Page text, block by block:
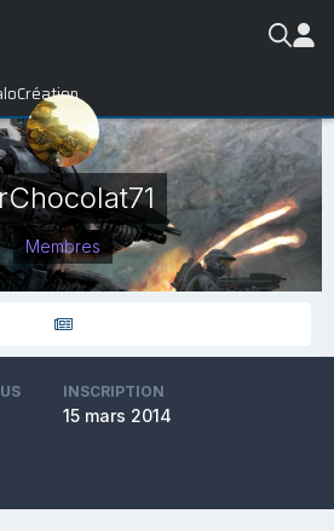
Création
Membres
INSCRIPTION
15 mars 2014